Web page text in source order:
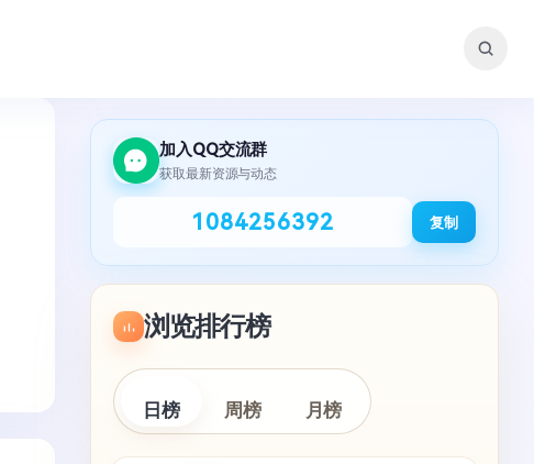
加入QQ交流群
获取最新资源与动态
1084256392 复制
浏览排行榜
日榜 周榜 月榜